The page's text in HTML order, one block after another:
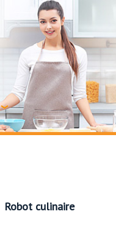
Robot culinaire